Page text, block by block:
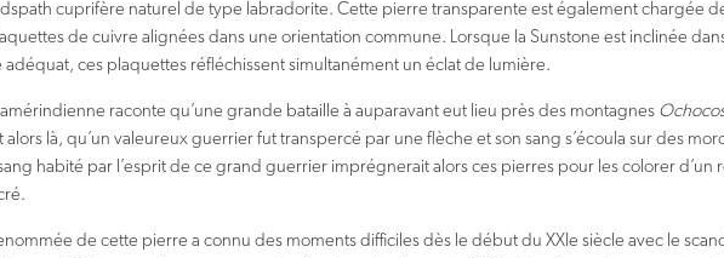
cuprifère naturel de type labradorite. Cette pierre transparente est également chargée
de cuivre alignées dans une orientation commune. Lorsque la Sunstone est inclinée
adéquat, ces plaquettes réfléchissent simultanément un éclat de lumière.
raconte qu’une grande bataille à auparavant eut lieu près des montagnes
alors là, qu’un valeureux guerrier fut transpercé par une flèche et son sang s’écoula sur des
habité par l’esprit de ce grand guerrier imprégnerait alors ces pierres pour les colorer d’un
de cette pierre a connu des moments difficiles dès le début du XXIe siècle avec le